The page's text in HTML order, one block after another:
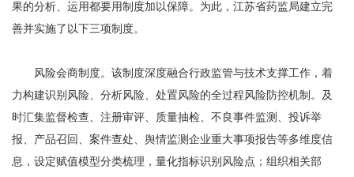
果的分析、运用都要用制度加以保障。为此，江苏省药监局建立完
善并实施了以下三项制度。
风险会商制度。该制度深度融合行政监管与技术支撑工作，着
力构建识别风险、分析风险、处置风险的全过程风险防控机制。及
时汇集监督检查、注册审评、质量抽检、不良事件监测、投诉举
报、产品召回、案件查处、舆情监测企业重大事项报告等多维度信
息，设定赋值模型分类梳理，量化指标识别风险点；组织相关部